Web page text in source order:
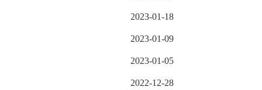
2023-01-18
2023-01-09
2023-01-05
2022-12-28